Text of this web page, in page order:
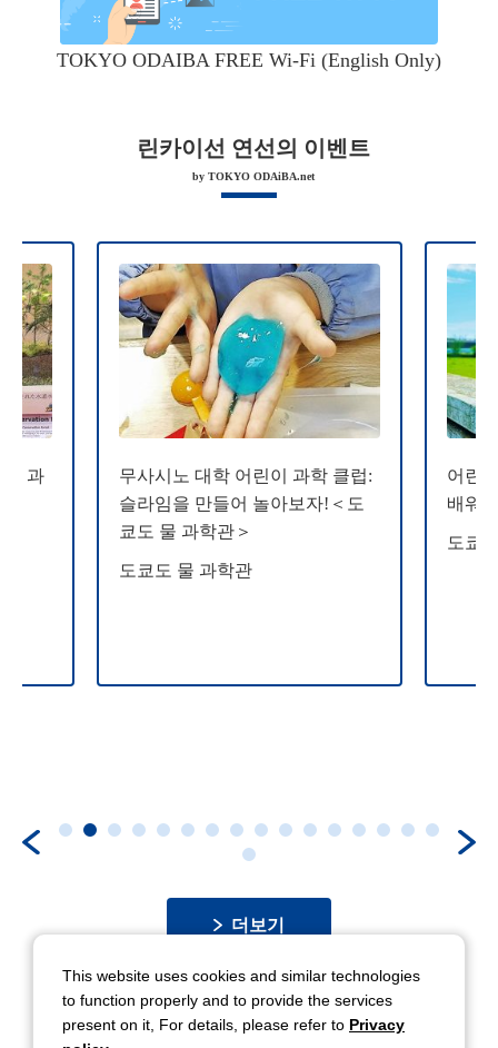
TOKYO ODAIBA FREE Wi-Fi (English Only)
린카이선 연선의 이벤트
by TOKYO ODAiBA.net
물 과
무사시노 대학 어린이 과학 클럽:
슬라임을 만들어 놀아보자!＜도
쿄도 물 과학관＞
도쿄도 물 과학관
어린
배워
도쿄
더보기
This website uses cookies and similar technologies
to function properly and to provide the services
present on it, For details, please refer to Privacy